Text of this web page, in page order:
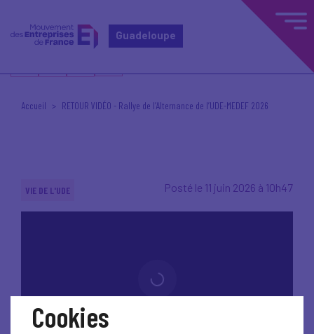
Guadeloupe
Accueil RETOUR VIDÉO - Rallye de l’Alternance de l’UDE-MEDEF 2026
VIE DE L'UDE Posté le 11 juin 2026 à 10h47
Cookies